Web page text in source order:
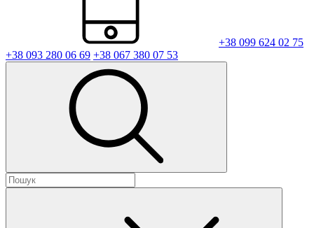
+38 099 624 02 75
+38 093 280 06 69 +38 067 380 07 53